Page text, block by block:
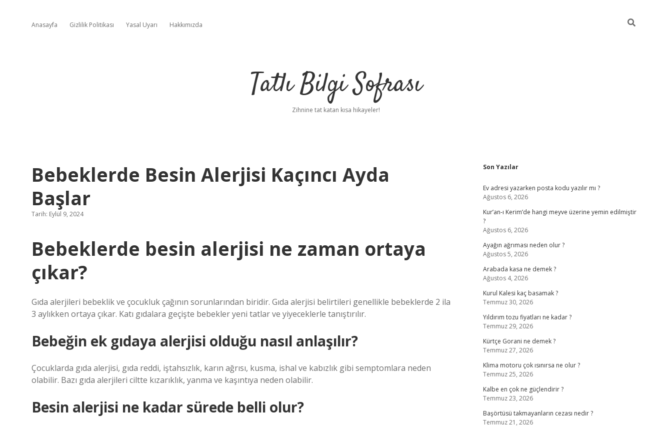
Anasayfa Gizlilik Politikası Yasal Uyarı Hakkımızda
Tatlı Bilgi Sofrası
Zihnine tat katan kısa hikayeler!
Bebeklerde Besin Alerjisi Kaçıncı Ayda
Başlar
Tarih: Eylül 9, 2024
Bebeklerde besin alerjisi ne zaman ortaya
çıkar?
Gıda alerjileri bebeklik ve çocukluk çağının sorunlarından biridir. Gıda alerjisi belirtileri genellikle bebeklerde 2 ila
3 aylıkken ortaya çıkar. Katı gıdalara geçişte bebekler yeni tatlar ve yiyeceklerle tanıştırılır.
Bebeğin ek gıdaya alerjisi olduğu nasıl anlaşılır?
Çocuklarda gıda alerjisi, gıda reddi, iştahsızlık, karın ağrısı, kusma, ishal ve kabızlık gibi semptomlara neden
olabilir. Bazı gıda alerjileri ciltte kızarıklık, yanma ve kaşıntıya neden olabilir.
Besin alerjisi ne kadar sürede belli olur?
Sidebar
Son Yazılar
Ev adresi yazarken posta kodu yazılır mı ?
Ağustos 6, 2026
Kur’an-ı Kerim’de hangi meyve üzerine yemin edilmiştir
?
Ağustos 6, 2026
Ayağın ağrıması neden olur ?
Ağustos 5, 2026
Arabada kasa ne demek ?
Ağustos 4, 2026
Kurul Kalesi kaç basamak ?
Temmuz 30, 2026
Yıldırım tozu fiyatları ne kadar ?
Temmuz 29, 2026
Kürtçe Gorani ne demek ?
Temmuz 27, 2026
Klima motoru çok ısınırsa ne olur ?
Temmuz 25, 2026
Kalbe en çok ne güçlendirir ?
Temmuz 23, 2026
Başörtüsü takmayanların cezası nedir ?
Temmuz 21, 2026